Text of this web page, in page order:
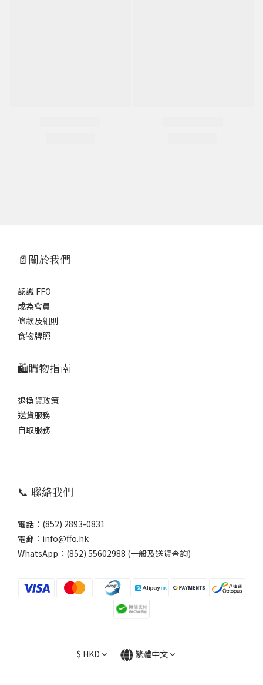
📄關於我們
認識 FFO
成為會員
條款及細則
食物牌照
🛍️購物指南
退換貨政策
送貨服務
自取服務
📞 聯絡我們
電話：(852) 2893-0831
電郵：info@ffo.hk
WhatsApp： (852) 55602988 (一般及送貨查詢)
$ HKD 繁體中文